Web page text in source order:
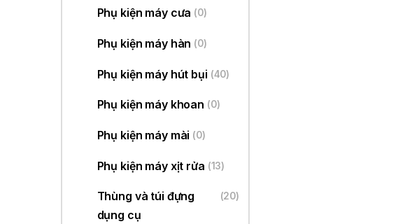
Phụ kiện máy cưa (0)
Phụ kiện máy hàn (0)
Phụ kiện máy hút bụi (40)
Phụ kiện máy khoan (0)
Phụ kiện máy mài (0)
Phụ kiện máy xịt rửa (13)
Thùng và túi đựng
dụng cụ
(20)